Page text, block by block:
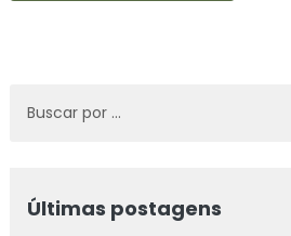
Últimas postagens